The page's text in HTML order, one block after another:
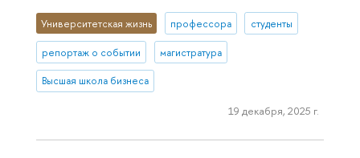
Университетская жизнь профессора студенты
репортаж о событии магистратура
Высшая школа бизнеса
19 декабря, 2025 г.